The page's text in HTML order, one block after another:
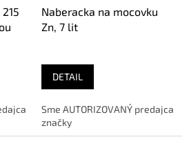
Naberacka na mocovku
Zn, 7 lit
DETAIL
Sme AUTORIZOVANÝ predajca
značky